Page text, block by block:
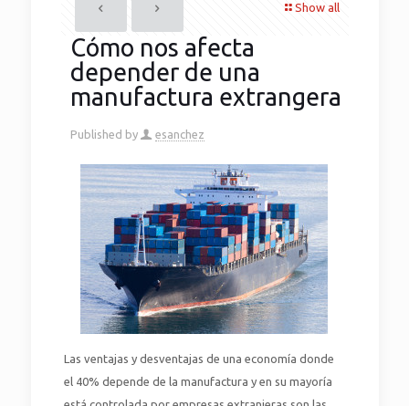
Show all
Cómo nos afecta
depender de una
manufactura extrangera
Published by esanchez
Las ventajas y desventajas de una economía donde
el 40% depende de la manufactura y en su mayoría